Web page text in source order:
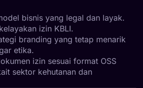
bisnis yang legal dan layak.
izin KBLI.
branding yang tetap menarik
etika.
izin sesuai format OSS
sektor kehutanan dan